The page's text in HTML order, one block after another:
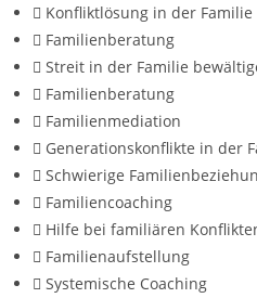
Konfliktlösung in der Familie
Familienberatung
Streit in der Familie
Familienberatung
Familienmediation
Generationskonflikte in der
Schwierige
Familiencoaching
Hilfe bei familiären
Familienaufstellung
Systemische Coaching